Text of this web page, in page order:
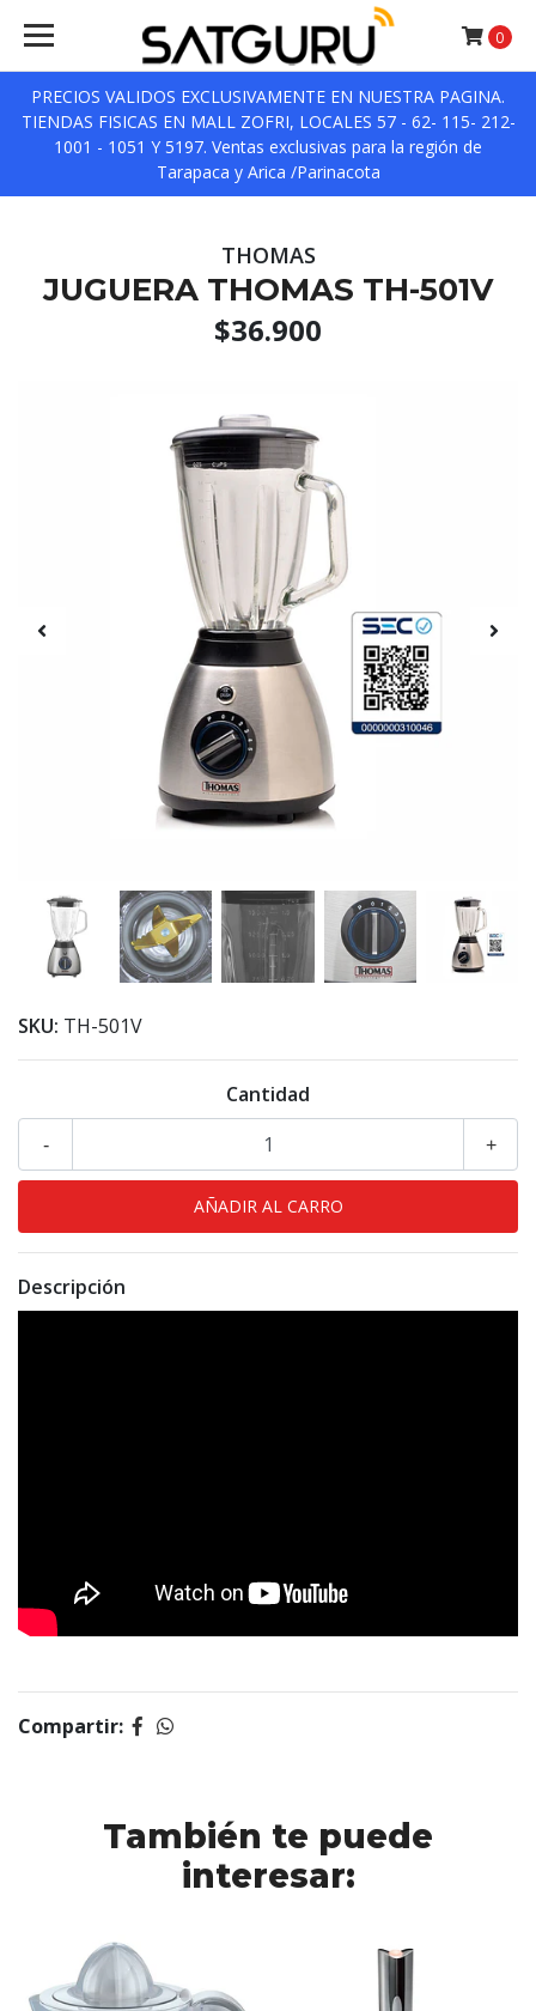
PRECIOS VALIDOS EXCLUSIVAMENTE EN NUESTRA PAGINA.
TIENDAS FISICAS EN MALL ZOFRI, LOCALES 57 - 62- 115- 212-
1001 - 1051 Y 5197. Ventas exclusivas para la región de
Tarapaca y Arica /Parinacota
0
THOMAS
JUGUERA THOMAS TH-501V
$36.900
SKU: TH-501V
Cantidad
+
-
Descripción
Compartir:
También te puede
interesar: